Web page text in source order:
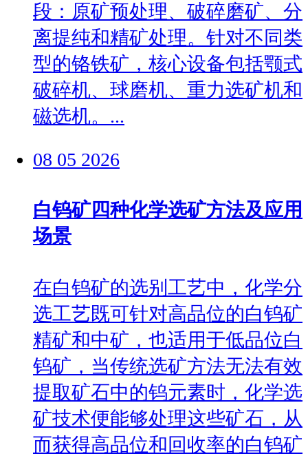
段：原矿预处理、破碎磨矿、分
离提纯和精矿处理。针对不同类
型的铬铁矿，核心设备包括颚式
破碎机、球磨机、重力选矿机和
磁选机。...
08 05 2026
白钨矿四种化学选矿方法及应用
场景
在白钨矿的选别工艺中，化学分
选工艺既可针对高品位的白钨矿
精矿和中矿，也适用于低品位白
钨矿，当传统选矿方法无法有效
提取矿石中的钨元素时，化学选
矿技术便能够处理这些矿石，从
而获得高品位和回收率的白钨矿